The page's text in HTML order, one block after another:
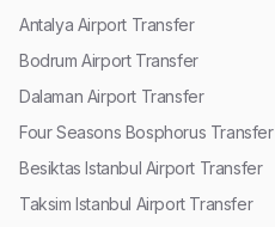
Antalya Airport Transfer
Bodrum Airport Transfer
Dalaman Airport Transfer
Four Seasons Bosphorus Transfer
Besiktas Istanbul Airport Transfer
Taksim Istanbul Airport Transfer